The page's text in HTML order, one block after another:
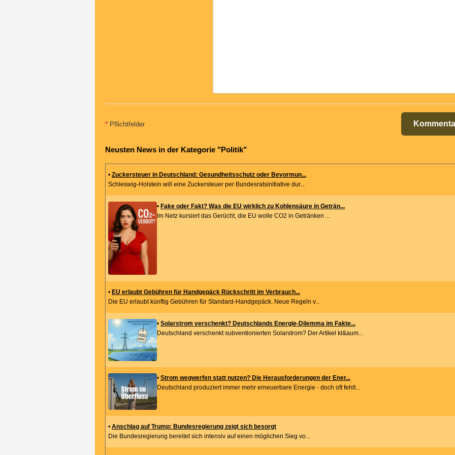
* Pflichtfelder
Neusten News in der Kategorie "Politik"
• Zuckersteuer in Deutschland: Gesundheitsschutz oder Bevormun...
Schleswig-Holstein will eine Zuckersteuer per Bundesratsinitiative dur...
• Fake oder Fakt? Was die EU wirklich zu Kohlensäure in Geträn...
Im Netz kursiert das Gerücht, die EU wolle CO2 in Getränken ...
• EU erlaubt Gebühren für Handgepäck Rückschritt im Verbrauch...
Die EU erlaubt künftig Gebühren für Standard-Handgepäck. Neue Regeln v...
• Solarstrom verschenkt? Deutschlands Energie-Dilemma im Fakte...
Deutschland verschenkt subventionierten Solarstrom? Der Artikel kl&aum...
• Strom wegwerfen statt nutzen? Die Herausforderungen der Ener...
Deutschland produziert immer mehr erneuerbare Energie - doch oft fehlt...
• Anschlag auf Trump: Bundesregierung zeigt sich besorgt
Die Bundesregierung bereitet sich intensiv auf einen möglichen Sieg vo...